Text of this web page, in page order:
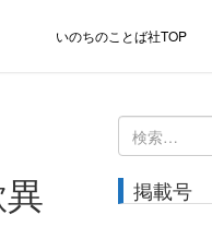
いのちのことば社TOP
検
索:
掲載号